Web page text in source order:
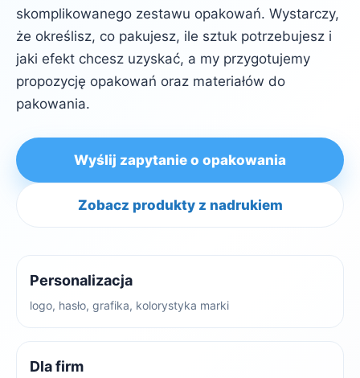
skomplikowanego zestawu opakowań. Wystarczy,
że określisz, co pakujesz, ile sztuk potrzebujesz i
jaki efekt chcesz uzyskać, a my przygotujemy
propozycję opakowań oraz materiałów do
pakowania.
Wyślij zapytanie o opakowania
Zobacz produkty z nadrukiem
Personalizacja
logo, hasło, grafika, kolorystyka marki
Dla firm